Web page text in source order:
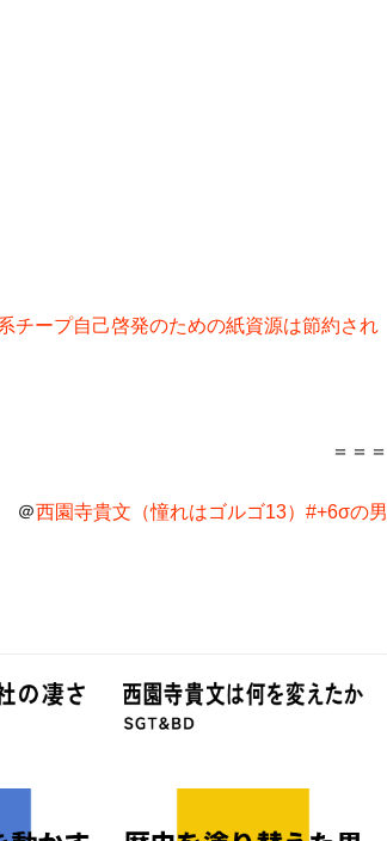
ープ自己啓発のための紙資源は節約され
＝＝＝
＠西園寺貴文（憧れはゴルゴ13）#+6σの男